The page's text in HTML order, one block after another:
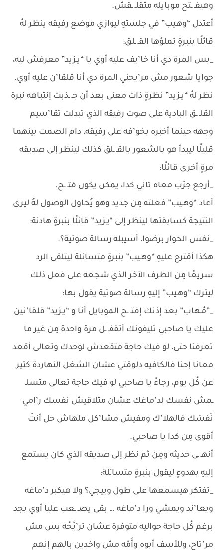
وهيفـ ـتح موبايله متقلـ ـقش.
أعتدل “وهـيب” في جلستهِ ليوازي موضع رفيقه ينظر لهُ
قائلًا بنبرةٍ تملؤها القـ ـلق:
_بس المرة دي أنا خا’يف عليه أوي يا “يـزيد” معرفش ليه،
جوايا شعور مش مر’يحني المرة دي أنا قلقا’ن عليه أوي.
نظر لهُ “يـزيد” نظرةٍ ذات معنى بعد أن جـ ـذبت إنتباهه نبرة
القلـ ـق البادية على صوت رفيقه الذي تبدلت تقا’سيم
وجهه حينما أخبره بخو’فه على رفيقه، دام الصمت بينهما
قليلًا ليبدأ هو بالشعور بالقـ ـلق كذلك لينظر إلى صديقه
مرةٍ أخرى قائلًا:
_أرجع جرّب معاه تاني كدا، يمكن يكون فتـ ـح.
أعاد “وهـيب” فعلته مِن جديد وهو يُحاول الوصول لهُ ليرى
النتيجة كسابقتها لينظر إلى “يـزيد” قائلًا بنبرةٍ هادئة:
_نفس الحوار برضوا، أسيبله رسالة صوتية؟.
هكذا أقترح عليهِ “وهـيب” بنبرةٍ متسائلة ليتلقى الرد
سريعًا مِن الطرف الآخر الذي شجعه على فعل ذلك
ليترك “وهـيب” إليهِ رسالة صوتية يقول بها:
_”مُـهاب” بعد إذنك إفتـ ـح الموبايل أنا و “يـزيد” قلقا’نين
عليك يا صاحبي تليفونك أتقفـ ـل مرة واحدة مِن غير ما
تعرفنا حتى، لو فيك حاجة متقعدش لوحدك وتعالى أقعد
معانا إحنا فالكافيه دلوقتي عشان الشغل النهاردة كتير
عن كُل يوم، رجاءً يا صاحبي لو فيك حاجة تعالى متسلـ
ـمش نفسك لد’ماغك عشان متلاقيش نفسك ر’امي
نَفسَك فالهلا’ك ومفيش مشا’كل ملهاش حل أنتَ
أقوى مِن كدا يا صاحبي.
أنهـ ـى حديثه ومِن ثم نظر إلى صديقه الذي كان يستمع
إليهِ بهدوءٍ ليقول بنبرةٍ متسائلة:
_تفتكر هيسمعها على طول وييجي؟ ولا هيكبر د’ماغه
ويعا’ند ويمشي ورا د’ماغه … بقى يصـ ـعب عليا أوي بجد
برغم كُل حاجة حواليه متوفرة عشان تر’يَّحُه بس مش
مر’تاح، وللأسف أبوه وأُمّه مش واخدين بالهم إنهم